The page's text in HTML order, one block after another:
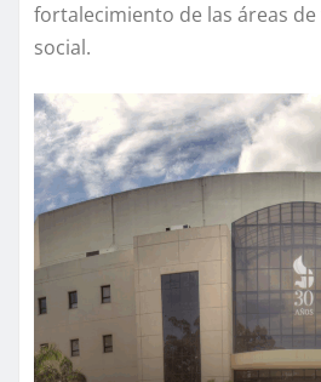
fortalecimiento de las áreas
social.